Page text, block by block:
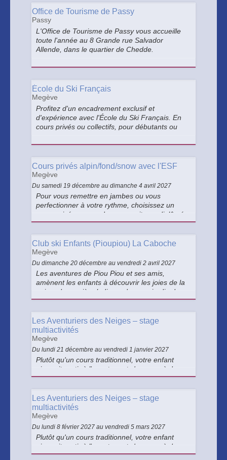
moments en famille.
Office de Tourisme de Passy
Passy
L'Office de Tourisme de Passy vous accueille
toute l'année au 8 Grande rue Salvador
Allende, dans le quartier de Chedde.
École du Ski Français
Megève
Profitez d'un encadrement exclusif et
d'expérience avec l'École du Ski Français. En
cours privés ou collectifs, pour débutants ou
offre à vos envies. RDV dans le village ou
Cours privés alpin/fond/snow avec l'ESF
Megève
Du samedi 19 décembre au dimanche 4 avril 2027
Pour vous remettre en jambes ou vous
perfectionner à votre rythme, choisissez un
cours privé avec un de nos moniteurs diplômé
et passionné.
Club ski Enfants (Pioupiou) La Caboche
Megève
Du dimanche 20 décembre au vendredi 2 avril 2027
Les aventures de Piou Piou et ses amis,
amènent les enfants à découvrir les joies de la
neige, de manière ludique, dans un jardin des
neiges aménagé et sécurisé. Titourson, Sifflote
enfants.
Les Aventuriers des Neiges – stage
multiactivités
Megève
Du lundi 21 décembre au vendredi 1 janvier 2027
Plutôt qu'un cours traditionnel, votre enfant
aimerait partir à l'aventure et s'essayer à de
nouvelles pratiques, tout en s'amusant avec
pour lui !
Les Aventuriers des Neiges – stage
multiactivités
Megève
Du lundi 8 février 2027 au vendredi 5 mars 2027
Plutôt qu'un cours traditionnel, votre enfant
aimerait partir à l'aventure et s'essayer à de
nouvelles pratiques, tout en s'amusant avec